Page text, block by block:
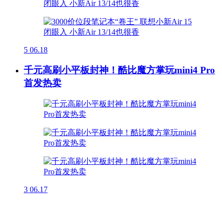
5 06.18
千元高刷小平板封神！酷比魔方掌玩mini4 Pro
首发热卖
3 06.17